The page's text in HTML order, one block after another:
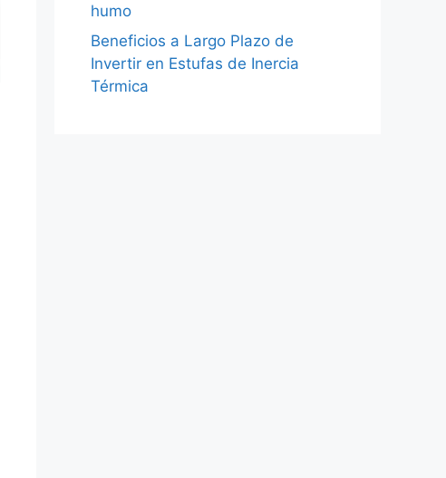
humo
Beneficios a Largo Plazo de
Invertir en Estufas de Inercia
Térmica